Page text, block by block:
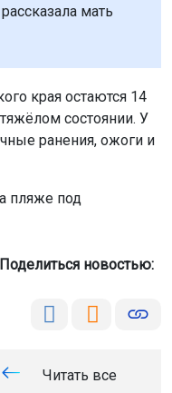
мать
края остаются 14
состоянии. У
ранения, ожоги и
пляже под
Поделиться новостью:
Читать все